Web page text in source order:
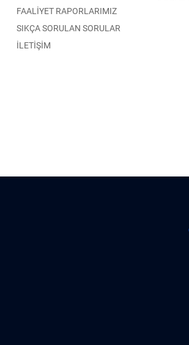
FAALİYET RAPORLARIMIZ
SIKÇA SORULAN SORULAR
İLETİŞİM